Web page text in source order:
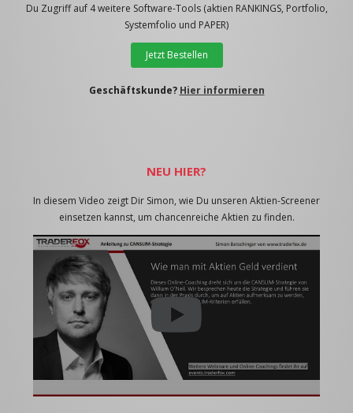
Du Zugriff auf 4 weitere Software-Tools (aktien RANKINGS, Portfolio,
Systemfolio und PAPER)
Jetzt Bestellen
Geschäftskunde? Hier informieren
NEU HIER?
In diesem Video zeigt Dir Simon, wie Du unseren Aktien-Screener
einsetzen kannst, um chancenreiche Aktien zu finden.